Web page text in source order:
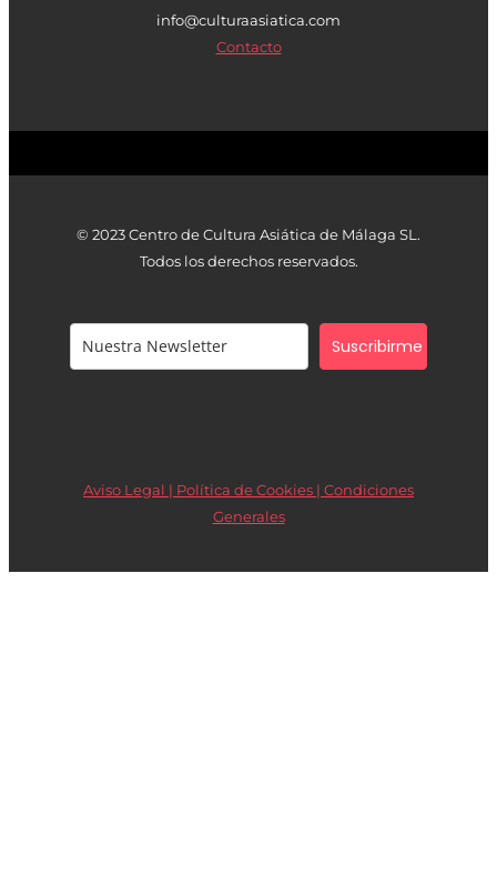
info@culturaasiatica.com
Contacto
© 2023 Centro de Cultura Asiática de Málaga SL.
Todos los derechos reservados.
Suscribirme
Aviso Legal | Política de Cookies | Condiciones
Generales